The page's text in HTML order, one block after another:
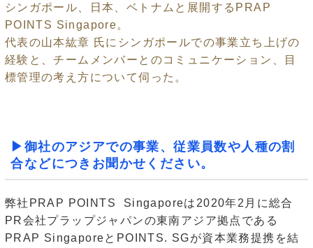
シンガポール、日本、ベトナムと展開するPRAP
POINTS Singapore。
代表の山本紘章 氏にシンガポールでの事業立ち上げの
経験と、チームメンバーとのコミュニケーション、目
標管理の考え方について伺った。
▶御社のアジアでの事業、従業員数や人種の割
合などにつきお聞かせください。
弊社PRAP POINTS Singaporeは2020年2月に総合
PR会社プラップジャパンの東南アジア拠点である
PRAP SingaporeとPOINTS. SGが資本業務提携を結